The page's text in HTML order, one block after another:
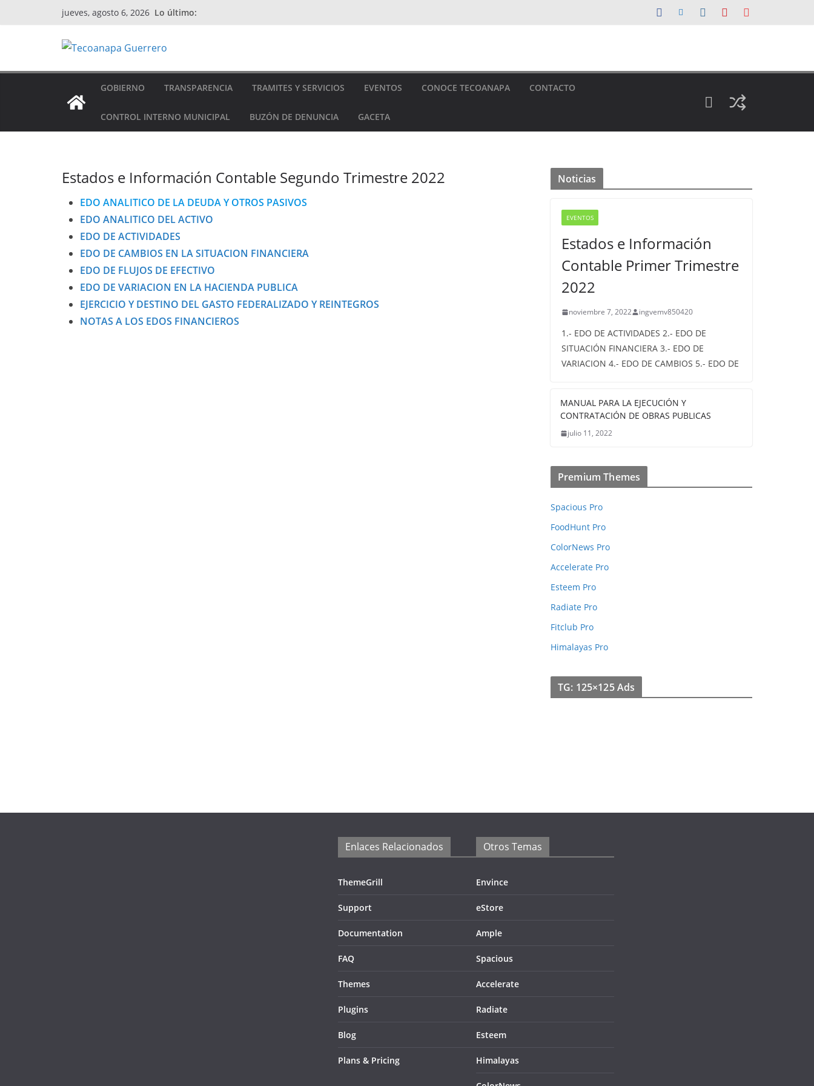
jueves, agosto 6, 2026 Lo último:
GOBIERNO TRANSPARENCIA TRAMITES Y SERVICIOS EVENTOS CONOCE TECOANAPA CONTACTO
CONTROL INTERNO MUNICIPAL BUZÓN DE DENUNCIA GACETA
Estados e Información Contable Segundo Trimestre 2022
EDO ANALITICO DE LA DEUDA Y OTROS PASIVOS
EDO ANALITICO DEL ACTIVO
EDO DE ACTIVIDADES
EDO DE CAMBIOS EN LA SITUACION FINANCIERA
EDO DE FLUJOS DE EFECTIVO
EDO DE VARIACION EN LA HACIENDA PUBLICA
EJERCICIO Y DESTINO DEL GASTO FEDERALIZADO Y REINTEGROS
NOTAS A LOS EDOS FINANCIEROS
Noticias
EVENTOS
Estados e Información
Contable Primer Trimestre
2022
noviembre 7, 2022 ingvemv850420
1.- EDO DE ACTIVIDADES 2.- EDO DE
SITUACIÓN FINANCIERA 3.- EDO DE
VARIACION 4.- EDO DE CAMBIOS 5.- EDO DE
MANUAL PARA LA EJECUCIÓN Y
CONTRATACIÓN DE OBRAS PUBLICAS
julio 11, 2022
Premium Themes
Spacious Pro
FoodHunt Pro
ColorNews Pro
Accelerate Pro
Esteem Pro
Radiate Pro
Fitclub Pro
Himalayas Pro
TG: 125×125 Ads
Enlaces Relacionados
ThemeGrill
Support
Documentation
FAQ
Themes
Plugins
Blog
Plans & Pricing
Otros Temas
Envince
eStore
Ample
Spacious
Accelerate
Radiate
Esteem
Himalayas